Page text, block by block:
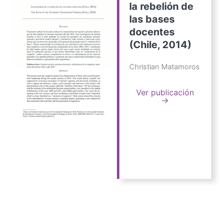
la rebelión de
las bases
docentes
(Chile, 2014)
Christian Matamoros
Ver publicación
→